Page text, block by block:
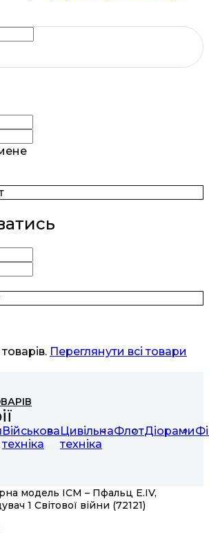
Переглянути всі товари
Військова
техніка
Цивільна
техніка
ФлотДіорами
модель ICM – Пфальц Е.IV,
1 Світової війни (72121)